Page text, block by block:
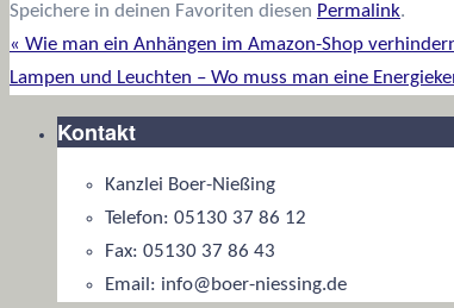
Speichere in deinen Favoriten diesen Permalink.
« Wie man ein Anhängen im Amazon-Shop
Lampen und Leuchten – Wo muss man eine
Kontakt
Kanzlei Boer-Nießing
Telefon: 05130 37 86 12
Fax: 05130 37 86 43
Email: info@boer-niessing.de